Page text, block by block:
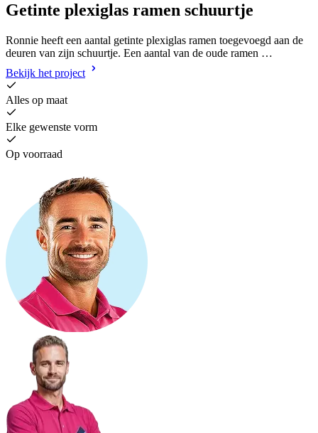
Getinte plexiglas ramen schuurtje
Ronnie heeft een aantal getinte plexiglas ramen toegevoegd aan de
deuren van zijn schuurtje. Een aantal van de oude ramen …
Bekijk het project
Alles op maat
Elke gewenste vorm
Op voorraad